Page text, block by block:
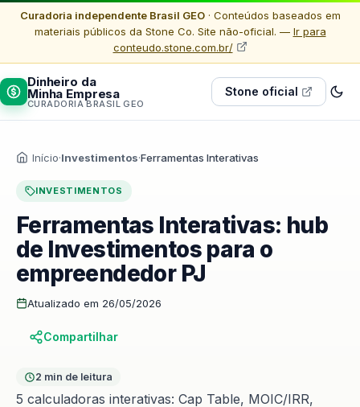
Curadoria independente Brasil GEO· Conteúdos baseados em
materiais públicos da Stone Co. Site não-oficial. — Ir para
conteudo.stone.com.br/
Dinheiro da
Minha Empresa
CURADORIA BRASIL GEO
Stone oficial
Início·Investimentos·Ferramentas Interativas
INVESTIMENTOS
Ferramentas Interativas: hub
de Investimentos para o
empreendedor PJ
Atualizado em 26/05/2026
Compartilhar
2 min de leitura
5 calculadoras interativas: Cap Table, MOIC/IRR,